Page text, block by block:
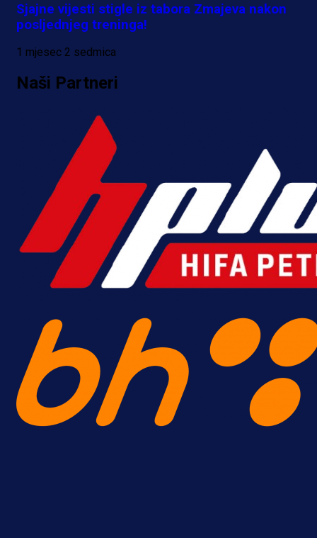
Sjajne vijesti stigle iz tabora Zmajeva nakon
posljednjeg treninga!
1 mjesec 2 sedmica
Naši Partneri